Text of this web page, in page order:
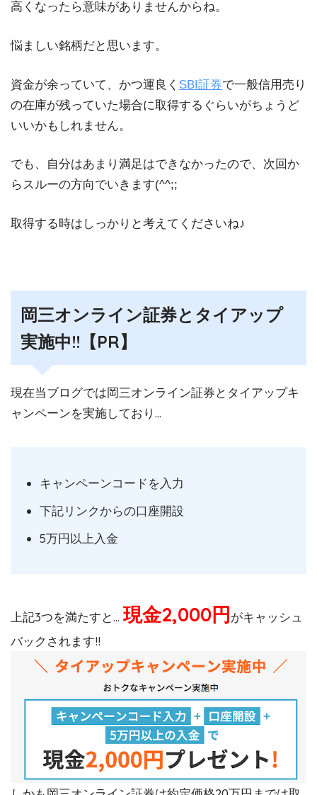
高くなったら意味がありませんからね。
悩ましい銘柄だと思います。
資金が余っていて、かつ運良く SBI証券で一般信用売り
の在庫が残っていた場合に取得するぐらいがちょうど
いいかもしれません。
でも、自分はあまり満足はできなかったので、次回か
らスルーの方向でいきます(^^;;
取得する時はしっかりと考えてくださいね♪
岡三オンライン証券とタイアップ
実施中!!【PR】
現在当ブログでは岡三オンライン証券とタイアップキ
ャンペーンを実施しており…
キャンペーンコードを入力
下記リンクからの口座開設
5万円以上入金
上記3つを満たすと…現金2,000円がキャッシュ
バックされます!!